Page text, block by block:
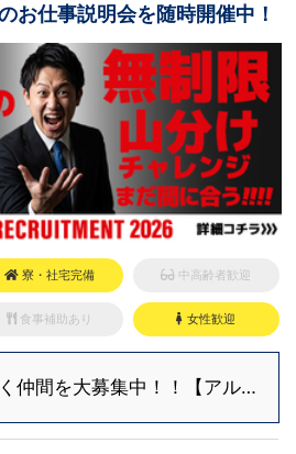
お仕事説明会を随時開催中！
寮・社宅完備 中高齢者歓迎
食事補助あり 女性歓迎
仲間を大募集中！！【アルバ